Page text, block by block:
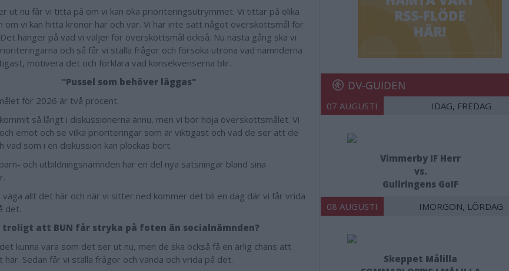
ut nu får vi titta på om vi kan öka prioriteringsutrymmet. Vi tittar på olika
om vi kan hitta kronor här och var. Vi har inte satt något överskottsmål för
hänger på vad vi väljer för överskottsmål också. Nu nästa gång ska vi
och så får vi ställa frågor och försöka utröna vad nämnderna
motivera det och förklara vad konsekvenserna blir.
"Pussel som behöver läggas"
för 2026 är två procent.
så långt i diskussionerna ännu, men vi bör höja överskottsmålet. Vi
emot och se vilka prioriteringar som är viktigast och vad de ser att de
vad som i en diskussion kan plockas bort.
och utbildningsnämnden har en del nya satsningar bland sina
väga allt det här och när vi sitter ned kommer det bli en dag där vi får vrida
det.
troligt att BUN får stryka på foten än socialnämnden?
kunna vara som det ser ut nu, men de ska också få en ärlig chans att
Sedan får vi ställa frågor och vända och vrida på det.
DV-GUIDEN
07 AUGUSTI IDAG, FREDAG
Vimmerby IF Herr
vs.
Gullringens GoIF
08 AUGUSTI IMORGON, LÖRDAG
Skeppet Målilla